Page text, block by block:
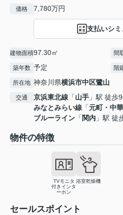
価格 7,780万円
支払いシ
建物面積97.30㎡ 間
築年数 予定 階
所在地 神奈川県横浜市中区鷺山
交通 京浜東北線 「山手 」駅 徒歩
みなとみらい線 「元町・中
ブルーライン 「 関内 」駅 徒
物件の特徴
TVモニタ
付きインタ
ーホン
浴室乾燥機
セールスポイント